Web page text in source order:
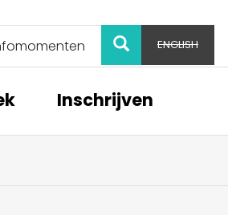
ZOEK ENGLISH
Inschrijven